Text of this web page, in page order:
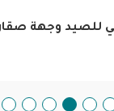
للصيد وجهة